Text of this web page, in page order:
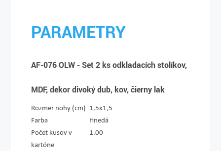
PARAMETRY
AF-076 OLW - Set 2 ks odkladacích stolíkov,
MDF, dekor divoký dub, kov, čierny lak
Rozmer nohy (cm) 1,5x1,5
Farba
Hnedá
Počet kusov v
kartóne
1.00